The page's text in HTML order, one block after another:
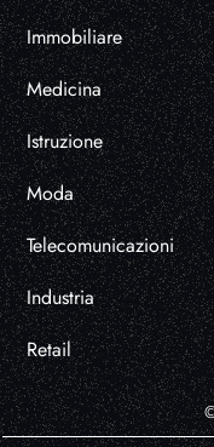
Immobiliare
Medicina
Istruzione
Moda
Telecomunicazioni
Industria
Retail